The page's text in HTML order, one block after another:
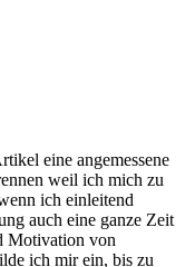
eine angemessene
weil ich mich zu
ich einleitend
auch eine ganze Zeit
Motivation von
ich mir ein, bis zu